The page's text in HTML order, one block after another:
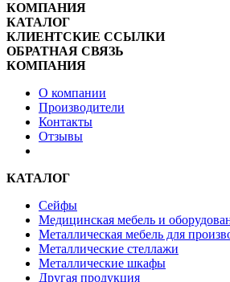
КОМПАНИЯ
КАТАЛОГ
КЛИЕНТСКИЕ ССЫЛКИ
ОБРАТНАЯ СВЯЗЬ
КОМПАНИЯ
О компании
Производители
Контакты
Отзывы
КАТАЛОГ
Сейфы
Медицинская мебель и
Металлическая мебель для
Металлические стеллажи
Металлические шкафы
Другая продукция